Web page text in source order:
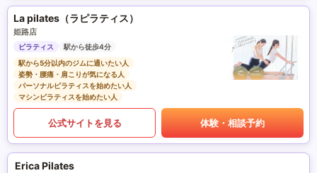
La pilates（ラピラティス）
姫路店
ピラティス
駅から徒歩4分
駅から5分以内のジムに通いたい人
姿勢・腰痛・肩こりが気になる人
パーソナルピラティスを始めたい人
マシンピラティスを始めたい人
公式サイトを見る 体験・相談予約
Erica Pilates